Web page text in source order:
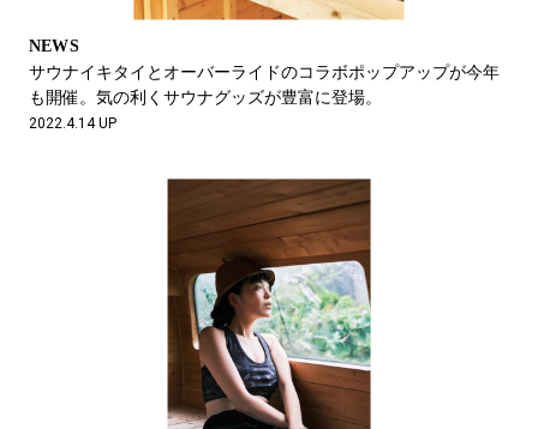
#ととけん #FASHION #MUSIC #MOVIE
#LIFESTYLE
#SPORTS #HANDSOME HANDBOOK
NEWS
サウナイキタイとオーバーライドのコラボポップアップが今年
も開催。気の利くサウナグッズが豊富に登場。
2022.4.14 UP